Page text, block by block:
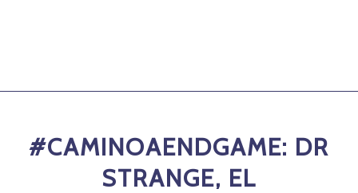
#CAMINOAENDGAME: DR
STRANGE, EL